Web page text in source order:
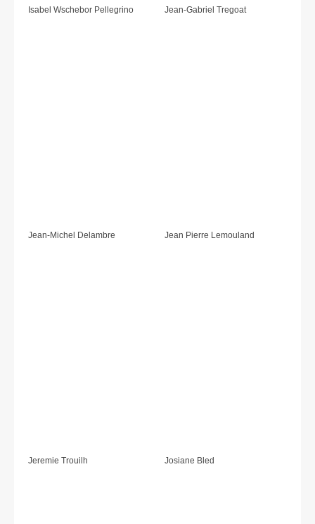
Isabel Wschebor Pellegrino Jean-Gabriel Tregoat
Jean-Michel Delambre Jean Pierre Lemouland
Jeremie Trouilh Josiane Bled